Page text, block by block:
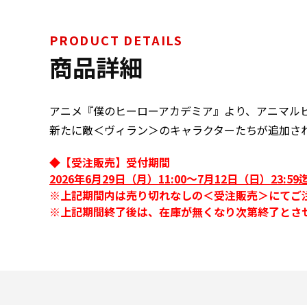
PRODUCT DETAILS
商品詳細
アニメ『僕のヒーローアカデミア』より、アニマ
新たに敵＜ヴィラン＞のキャラクターたちが追加
◆【受注販売】受付期間
2026年6月29日（月）11:00～7月12日（日）23:59
※上記期間内は売り切れなしの＜受注販売＞にてご
※上記期間終了後は、在庫が無くなり次第終了とさ